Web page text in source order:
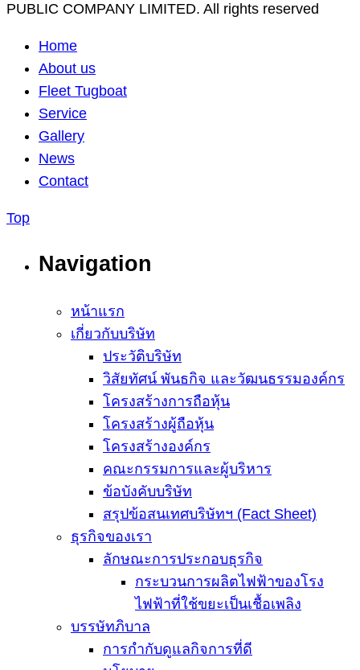
PUBLIC COMPANY LIMITED. All rights reserved
Home
About us
Fleet Tugboat
Service
Gallery
News
Contact
Top
Navigation
หน้าแรก
เกี่ยวกับบริษัท
ประวัติบริษัท
วิสัยทัศน์ พันธกิจ และวัฒนธรรมองค์กร
โครงสร้างการถือหุ้น
โครงสร้างผู้ถือหุ้น
โครงสร้างองค์กร
คณะกรรมการและผู้บริหาร
ข้อบังคับบริษัท
สรุปข้อสนเทศบริษัทฯ (Fact Sheet)
ธุรกิจของเรา
ลักษณะการประกอบธุรกิจ
กระบวนการผลิตไฟฟ้าของโรง
ไฟฟ้าที่ใช้ขยะเป็นเชื้อเพลิง
บรรษัทภิบาล
การกำกับดูแลกิจการที่ดี